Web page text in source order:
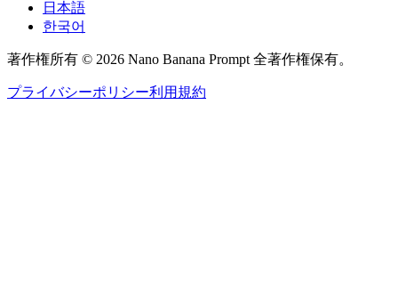
日本語
한국어
著作権所有 © 2026 Nano Banana Prompt 全著作権保有。
プライバシーポリシー利用規約